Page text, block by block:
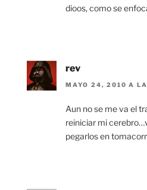
dioos, como se
rev
MAYO 24, 2010 A
Aun no se me va el
reiniciar mi
pegarlos en